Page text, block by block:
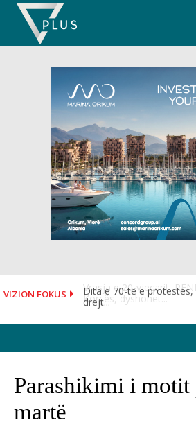
Skip
content
VIZION FOKUS
Dita e 70-të e
drejt...
Parashikimi i motit
martë